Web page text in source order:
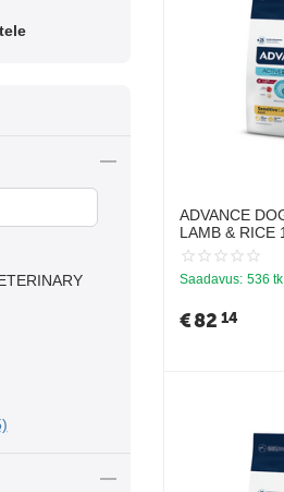
ADVANCE
LAMB & RICE
TÕUGE
RIIS)
Saadavus: 536
€82 14